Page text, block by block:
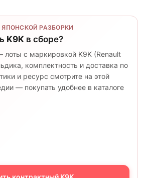
РАЗБОРКИ
K9K в сборе?
лоты с маркировкой K9K (Renault
комплектность и доставка по
и ресурс смотрите на этой
— покупать удобнее в каталоге